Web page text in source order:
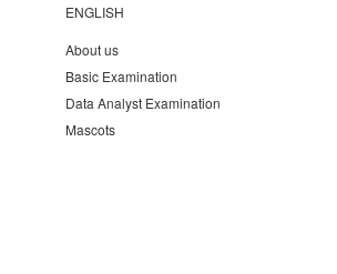
ENGLISH
About us
Basic Examination
Data Analyst Examination
Mascots